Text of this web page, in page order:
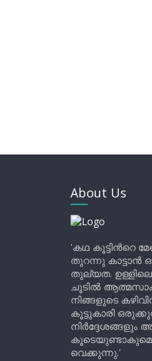
About Us
'കഥ കൂട്ടിന്‍റെ
തുറന്നു കാട്ടാൻ
തുല്യത.
ചൂടിൽ
നിങ്ങളുടെ
കൂട്ടുകാരി
നിർദ്ദേശങ്ങളും
വെക്കുന്നു.'